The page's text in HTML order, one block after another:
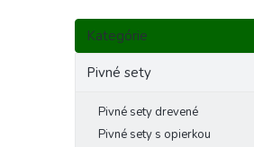
B
č
Preskočiť
kategórie
Kategórie
Pivné sety
Pivné sety drevené
Pivné sety s opierkou